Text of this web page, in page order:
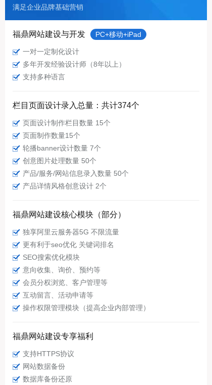
满足企业品牌基础营销
福鼎网站建设与开发 PC+移动+iPad
一对一定制化设计
多年开发经验设计师（8年以上）
支持多种语言
栏目页面设计录入总量：共计374个
页面设计制作栏目数量 15个
页面制作数量15个
轮播banner设计数量 7个
创意图片处理数量 50个
产品/服务/网站信息录入数量 50个
产品详情风格创意设计 2个
福鼎网站建设核心模块（部分）
独享阿里云服务器5G 不限流量
更有利于seo优化 关键词排名
SEO搜索优化模块
意向收集、询价、预约等
会员分权浏览、客户管理等
互动留言、活动申请等
操作权限管理模块（提高企业内部管理）
福鼎网站建设专享福利
支持HTTPS协议
网站数据备份
数据库备份还原